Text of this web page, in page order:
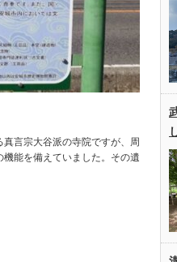
言宗大谷派の寺院ですが、周
能を備えていました。その遺